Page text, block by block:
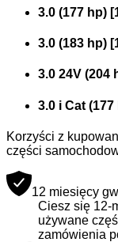
3.0 (177 hp) [
3.0 (183 hp) [
3.0 24V (204
3.0 i Cat (177
Korzyści z
części
12 miesięcy
Ciesz się 12-
używane
zamówienia